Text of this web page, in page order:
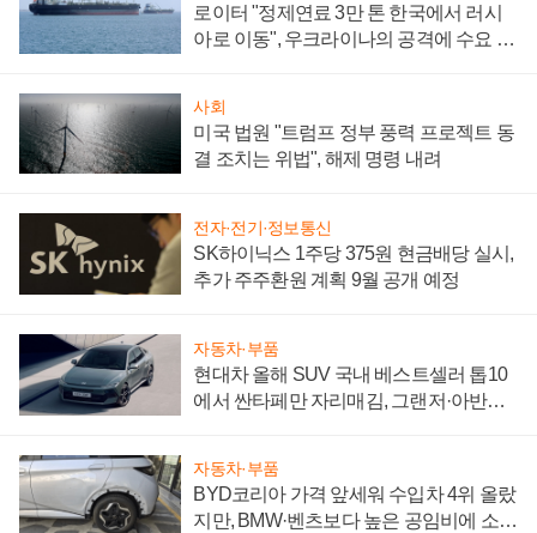
로이터 "정제연료 3만 톤 한국에서 러시
아로 이동", 우크라이나의 공격에 수요 늘
사회
미국 법원 "트럼프 정부 풍력 프로젝트 동
결 조치는 위법", 해제 명령 내려
전자·전기·정보통신
SK하이닉스 1주당 375원 현금배당 실시,
추가 주주환원 계획 9월 공개 예정
자동차·부품
현대차 올해 SUV 국내 베스트셀러 톱10
에서 싼타페만 자리매김, 그랜저·아반떼
자동차·부품
BYD코리아 가격 앞세워 수입차 4위 올랐
지만, BMW·벤츠보다 높은 공임비에 소비